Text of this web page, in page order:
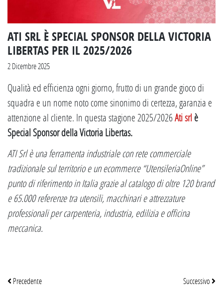
ATI SRL È SPECIAL SPONSOR DELLA VICTORIA
LIBERTAS PER IL 2025/2026
2 Dicembre 2025
Qualità ed efficienza ogni giorno, frutto di un grande gioco di
squadra e un nome noto come sinonimo di certezza, garanzia e
attenzione al cliente. In questa stagione 2025/2026Ati srlè
Special Sponsor della Victoria Libertas.
ATI Srl è una ferramenta industriale con rete commerciale
tradizionale sul territorio e un ecommerce “UtensileriaOnline”
punto di riferimento in Italia grazie al catalogo di oltre 120 brand
e 65.000 referenze tra utensili, macchinari e attrezzature
professionali per carpenteria, industria, edilizia e officina
meccanica.
Precedente Successivo